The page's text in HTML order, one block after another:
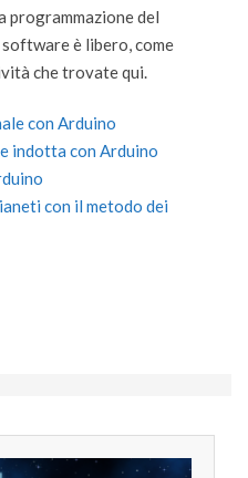
programmazione del
è libero, come
che trovate qui.
con Arduino
indotta con Arduino
con il metodo dei